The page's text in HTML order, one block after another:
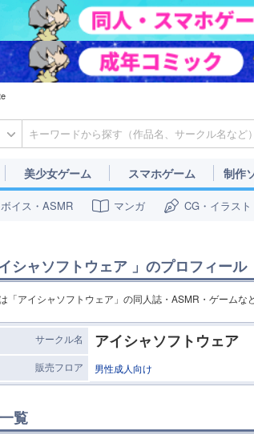
美少女ゲーム スマホゲーム 制作
ボイス・ASMR マンガ CG・イラスト
シャソフトウェア 」のプロフィール
「アイシャソフトウェア」の同人誌・ASMR・ゲームな
サークル名 アイシャソフトウェア
販売フロア 男性成人向け
覧